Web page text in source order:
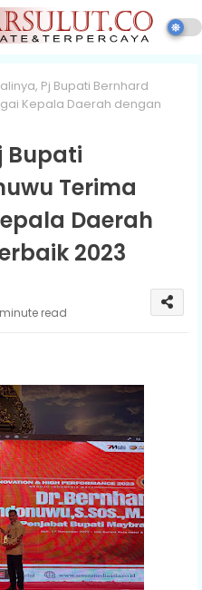
Pj Bupati Bernhard
Kepala Daerah dengan
Bupati
Terima
Daerah
2023
minute read